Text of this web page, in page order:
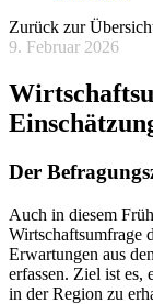
Zurück zur
9. Februar 2026
Der
Auch in diesem
Wirtschaftsumfrage
Erwartungen aus
erfassen. Ziel ist
in der Region zu